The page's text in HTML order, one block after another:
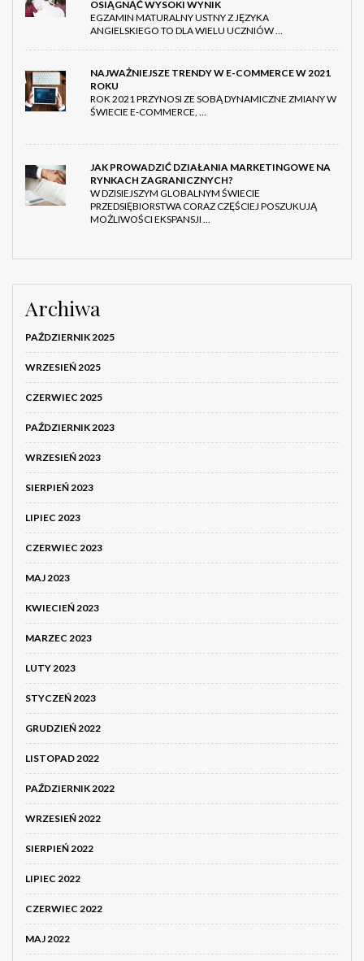
OSIĄGNĄĆ WYSOKI WYNIK
EGZAMIN MATURALNY USTNY Z JĘZYKA
ANGIELSKIEGO TO DLA WIELU UCZNIÓW …
NAJWAŻNIEJSZE TRENDY W E-COMMERCE W 2021
ROKU
ROK 2021 PRZYNOSI ZE SOBĄ DYNAMICZNE ZMIANY W
ŚWIECIE E-COMMERCE, …
JAK PROWADZIĆ DZIAŁANIA MARKETINGOWE NA
RYNKACH ZAGRANICZNYCH?
W DZISIEJSZYM GLOBALNYM ŚWIECIE
PRZEDSIĘBIORSTWA CORAZ CZĘŚCIEJ POSZUKUJĄ
MOŻLIWOŚCI EKSPANSJI …
Archiwa
PAŹDZIERNIK 2025
WRZESIEŃ 2025
CZERWIEC 2025
PAŹDZIERNIK 2023
WRZESIEŃ 2023
SIERPIEŃ 2023
LIPIEC 2023
CZERWIEC 2023
MAJ 2023
KWIECIEŃ 2023
MARZEC 2023
LUTY 2023
STYCZEŃ 2023
GRUDZIEŃ 2022
LISTOPAD 2022
PAŹDZIERNIK 2022
WRZESIEŃ 2022
SIERPIEŃ 2022
LIPIEC 2022
CZERWIEC 2022
MAJ 2022